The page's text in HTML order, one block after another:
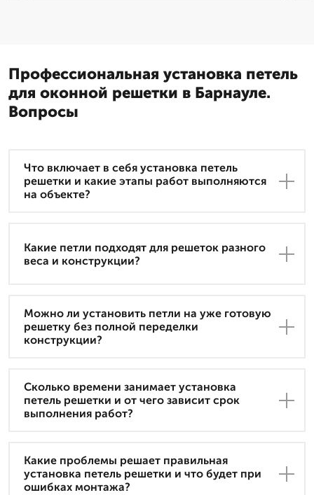
Профессиональная установка петель
для оконной решетки в Барнауле.
Вопросы
Что включает в себя установка петель
решетки и какие этапы работ выполняются
на объекте?
Какие петли подходят для решеток разного
веса и конструкции?
Можно ли установить петли на уже готовую
решетку без полной переделки
конструкции?
Сколько времени занимает установка
петель решетки и от чего зависит срок
выполнения работ?
Какие проблемы решает правильная
установка петель решетки и что будет при
ошибках монтажа?